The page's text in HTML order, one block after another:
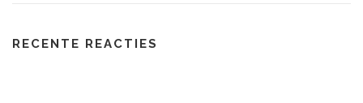
RECENTE REACTIES